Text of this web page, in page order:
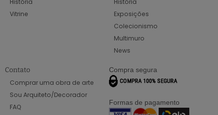
Vitrine
Exposições
Colecionismo
Multimuro
News
Contato
Comprar uma obra de arte
Sou Arquiteto/Decorador
FAQ
Compra segura
Formas de pagamento